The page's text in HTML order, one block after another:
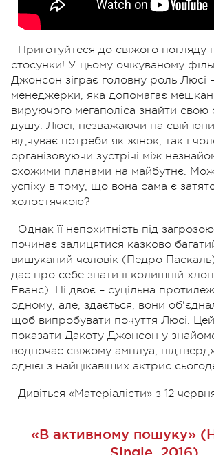
Приготуйтеся до свіжого погляду
стосунки! У цьому очікуваному
Джонсон зіграє головну роль Люсі
менеджерки, яка допомагає
вируючого мегаполіса знайти свою
душу. Люсі, незважаючи на свій
відчуває потреби як жінок, так і
організовуючи зустрічі між
схожими планами на майбутнє.
успіху в тому, що вона сама є
холостячкою?
Однак її непохитність під
починає залицятися казково
вишуканий чоловік (Педро
дає про себе знати її колишній
Еванс). Ці двоє – суцільна
одному, але, здається, вони
щоб випробувати почуття Люсі.
показати Дакоту Джонсон у
водночас свіжому амплуа,
однієї з найцікавіших актрис
Дивіться «Матеріалісти» з 12
«В активному пошуку»